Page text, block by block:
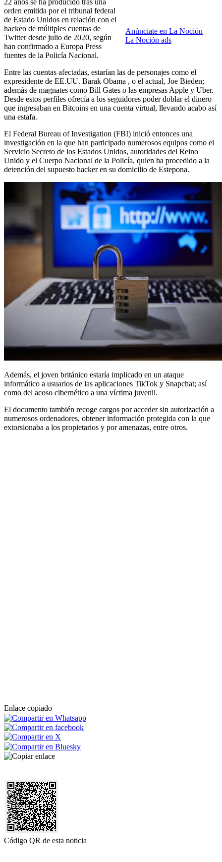
Anúnciate en La Noción
La Noción ads
22 años se ha producido tras una
orden emitida por el tribunal federal
de Estado Unidos en relación con el
hackeo de múltiples cuentas de
Twitter desde julio de 2020, según
han confirmado a Europa Press
fuentes de la Policía Nacional.
Entre las cuentas afectadas, estarían las de personajes como el
expresidente de EE.UU. Barak Obama , o el actual, Joe Bieden;
además de magnates como Bill Gates o las empresas Apple y Uber.
Desde estos perfiles ofrecía a los seguidores poder doblar el dinero
que ingresaban en Bitcoins en una cuenta virtual, llevando acabo así
una estafa.
El Federal Bureau of Investigation (FBI) inició entonces una
investigación en la que han participado numerosos equipos como el
Servicio Secreto de los Estados Unidos, autoridades del Reino
Unido y el Cuerpo Nacional de la Policía, quien ha procedido a la
detención del supuesto hacker en su domicilio de Estepona.
Además, el joven británico estaría implicado en un ataque
informático a usuarios de las aplicaciones TikTok y Snapchat; así
como del acoso cibernético a una víctima juvenil.
El documento también recoge cargos por acceder sin autorización a
numerosos ordenadores, obtener información protegida con la que
extorsionaba a los propietarios y por amenazas, entre otros.
Enlace copiado
Código QR de esta noticia